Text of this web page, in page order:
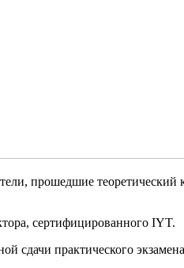
прошедшие
сертифицированного IYT.
сдачи практического